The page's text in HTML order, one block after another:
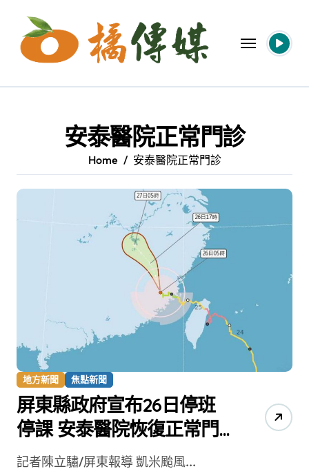
content
安泰醫院正常門診
Home 安泰醫院正常門診
地方新聞 焦點新聞
屏東縣政府宣布26日停班
停課 安泰醫院恢復正常門
診記者陳立驌/屏東報導 凱米颱風...